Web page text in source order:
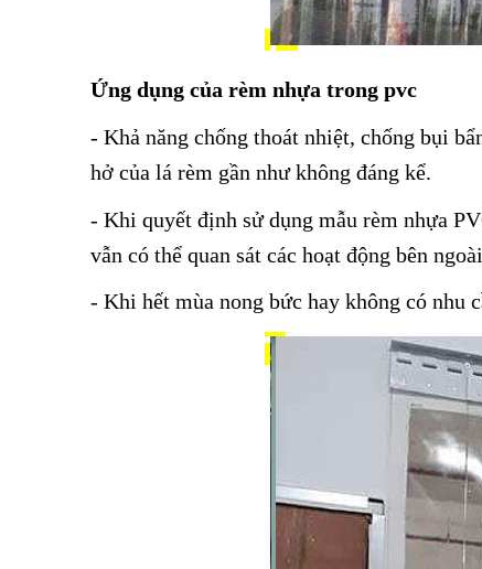
Ứng dụng của rèm nhựa trong pvc
- Khả năng chống thoát nhiệt, chống bụi
hở của lá rèm gần như không đáng kể.
- Khi quyết định sử dụng mẫu rèm nhựa
vẫn có thể quan sát các hoạt động bên
- Khi hết mùa nong bức hay không có nhu